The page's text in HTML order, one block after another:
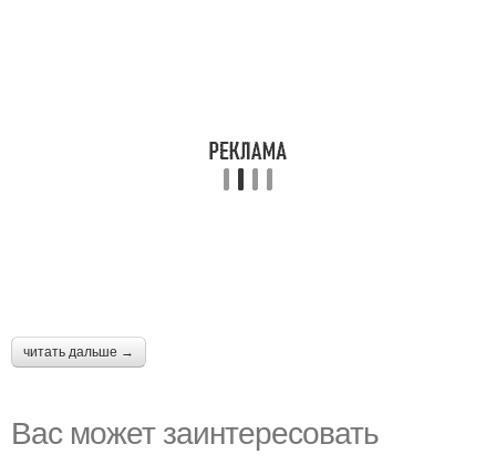
читать дальше →
Вас может заинтересовать